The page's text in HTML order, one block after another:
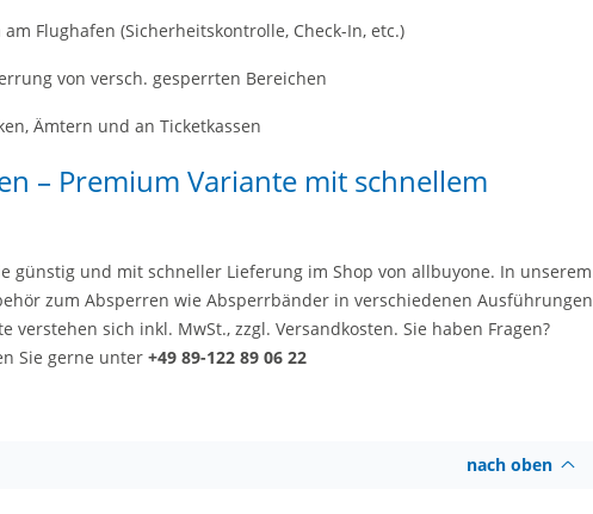
Flughafen (Sicherheitskontrolle, Check-In, etc.)
von versch. gesperrten Bereichen
Ämtern und an Ticketkassen
– Premium Variante mit schnellem
günstig und mit schneller Lieferung im Shop von allbuyone. In unserem
zum Absperren wie Absperrbänder in verschiedenen Ausführungen
verstehen sich inkl. MwSt., zzgl. Versandkosten. Sie haben Fragen?
Sie gerne unter +49 89-122 89 06 22
nach oben